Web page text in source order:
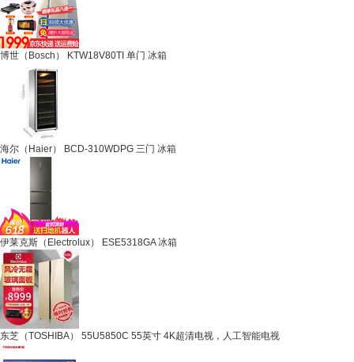
博世（Bosch） KTW18V80TI 单门 冰箱
海尔（Haier） BCD-310WDPG 三门 冰箱
伊莱克斯（Electrolux） ESE5318GA 冰箱
东芝（TOSHIBA） 55U5850C 55英寸 4K超清电视，人工智能电视